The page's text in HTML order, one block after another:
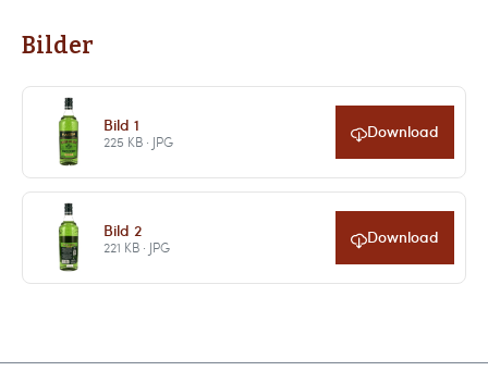
Bilder
Bild 1
225 KB · JPG Download
Bild 2
221 KB · JPG Download